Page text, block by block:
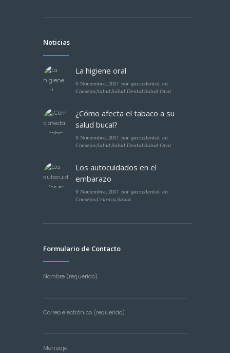
Noticias
La higiene oral
9 Noviembre, 2017 porgarzodental en
Consejos,Salud,Salud Dental,Salud Oral
¿Cómo afecta el tabaco a su
salud bucal?
9 Noviembre, 2017 porgarzodental en
Consejos,Salud,Salud Dental,Salud Oral
Los autocuidados en el
embarazo
9 Noviembre, 2017 porgarzodental en
Consejos,Crianza,Salud
Formulario de Contacto
Nombre (requerido)
Correo electrónico (requerido)
Mensaje